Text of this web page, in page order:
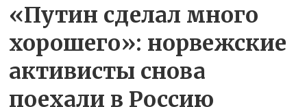
«Путин сделал много
хорошего»: норвежские
активисты снова
поехали в Россию